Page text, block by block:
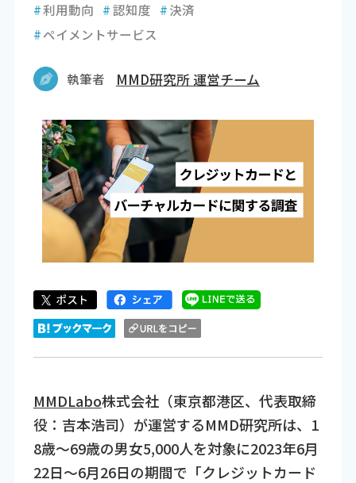
#利用動向 #認知度 #決済
#ペイメントサービス
執筆者 MMD研究所 運営チーム
MMDLabo株式会社（東京都港区、代表取締
役：吉本浩司）が運営するMMD研究所は、1
8歳～69歳の男女5,000人を対象に2023年6月
22日～6月26日の期間で「クレジットカード